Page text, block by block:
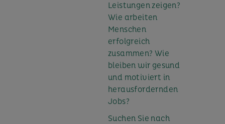
Leistungen zeigen?
Wie arbeiten
Menschen
erfolgreich
zusammen? Wie
bleiben wir gesund
und motiviert in
herausfordernden
Jobs?
Suchen Sie nach